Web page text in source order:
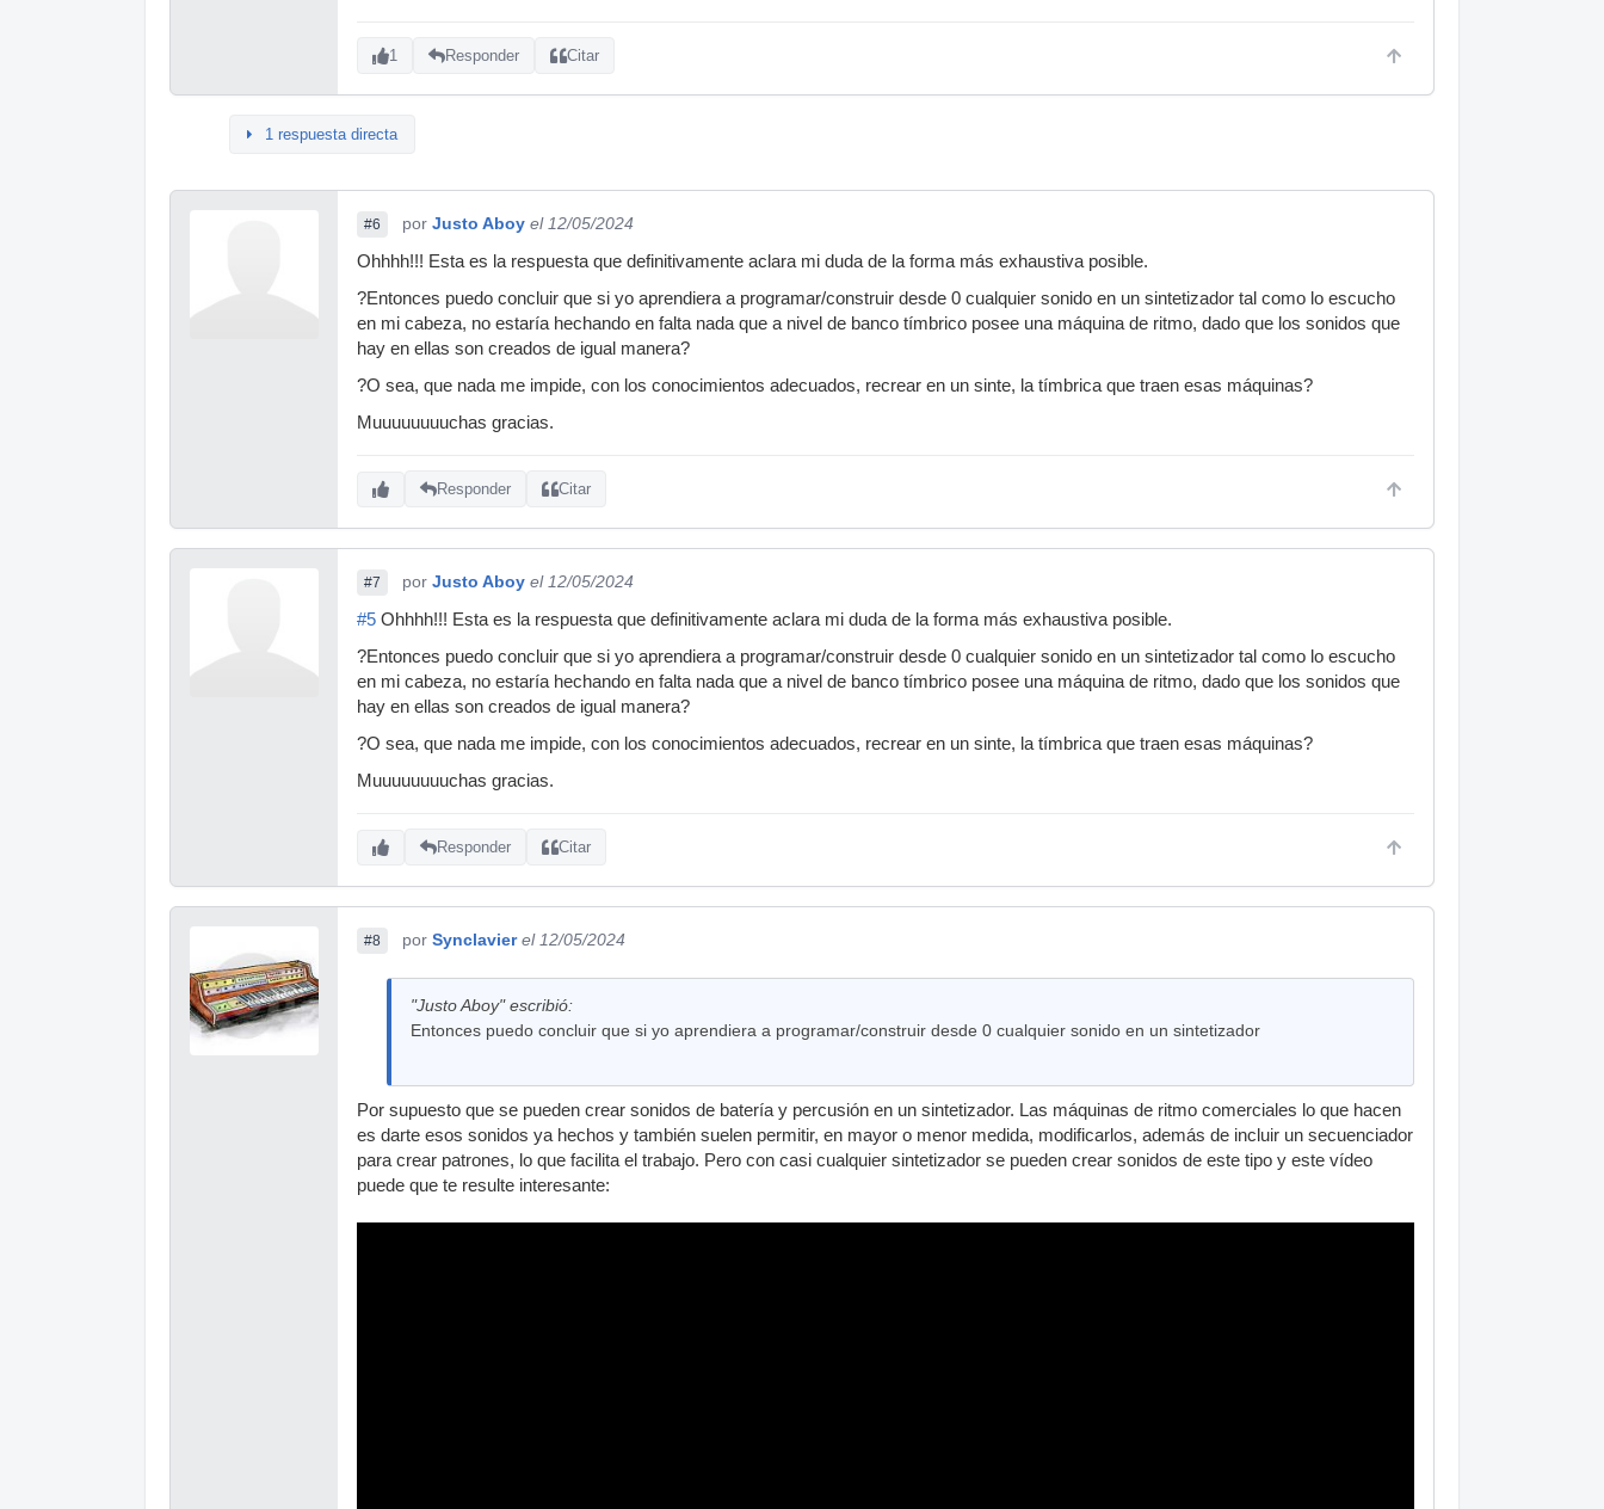
1 Responder Citar
1 respuesta directa
#6 por Justo Aboy el 12/05/2024
Ohhhh!!! Esta es la respuesta que definitivamente aclara mi duda de la forma más exhaustiva posible.
?Entonces puedo concluir que si yo aprendiera a programar/construir desde 0 cualquier sonido en un sintetizador tal como lo escucho
en mi cabeza, no estaría hechando en falta nada que a nivel de banco tímbrico posee una máquina de ritmo, dado que los sonidos que
hay en ellas son creados de igual manera?
?O sea, que nada me impide, con los conocimientos adecuados, recrear en un sinte, la tímbrica que traen esas máquinas?
Muuuuuuuuchas gracias.
Responder Citar
#7 por Justo Aboy el 12/05/2024
#5 Ohhhh!!! Esta es la respuesta que definitivamente aclara mi duda de la forma más exhaustiva posible.
?Entonces puedo concluir que si yo aprendiera a programar/construir desde 0 cualquier sonido en un sintetizador tal como lo escucho
en mi cabeza, no estaría hechando en falta nada que a nivel de banco tímbrico posee una máquina de ritmo, dado que los sonidos que
hay en ellas son creados de igual manera?
?O sea, que nada me impide, con los conocimientos adecuados, recrear en un sinte, la tímbrica que traen esas máquinas?
Muuuuuuuuchas gracias.
Responder Citar
#8 por Synclavier el 12/05/2024
"Justo Aboy" escribió:
Entonces puedo concluir que si yo aprendiera a programar/construir desde 0 cualquier sonido en un sintetizador
Por supuesto que se pueden crear sonidos de batería y percusión en un sintetizador. Las máquinas de ritmo comerciales lo que hacen
es darte esos sonidos ya hechos y también suelen permitir, en mayor o menor medida, modificarlos, además de incluir un secuenciador
para crear patrones, lo que facilita el trabajo. Pero con casi cualquier sintetizador se pueden crear sonidos de este tipo y este vídeo
puede que te resulte interesante: